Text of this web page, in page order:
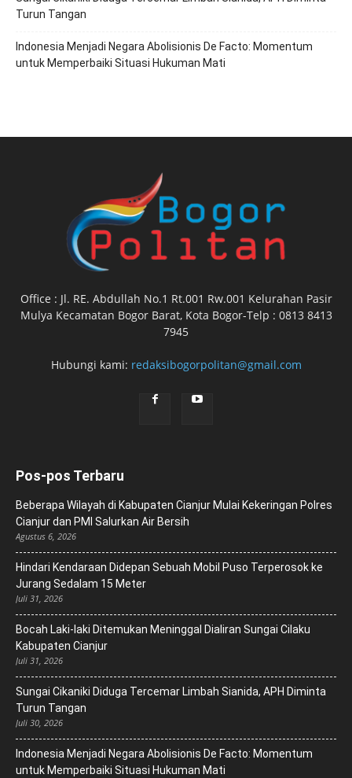
Turun Tangan
‎Indonesia Menjadi Negara Abolisionis De Facto: Momentum
untuk Memperbaiki Situasi Hukuman Mati
Office : Jl. RE. Abdullah No.1 Rt.001 Rw.001 Kelurahan Pasir
Mulya Kecamatan Bogor Barat, Kota Bogor-Telp : 0813 8413
7945
Hubungi kami: redaksibogorpolitan@gmail.com
Pos-pos Terbaru
Beberapa Wilayah di Kabupaten Cianjur Mulai Kekeringan Polres
Cianjur dan PMI Salurkan Air Bersih
Agustus 6, 2026
Hindari Kendaraan Didepan Sebuah Mobil Puso Terperosok ke
Jurang Sedalam 15 Meter
Juli 31, 2026
Bocah Laki-laki Ditemukan Meninggal Dialiran Sungai Cilaku
Kabupaten Cianjur
Juli 31, 2026
Sungai Cikaniki Diduga Tercemar Limbah Sianida, APH Diminta
Turun Tangan
Juli 30, 2026
‎Indonesia Menjadi Negara Abolisionis De Facto: Momentum
untuk Memperbaiki Situasi Hukuman Mati